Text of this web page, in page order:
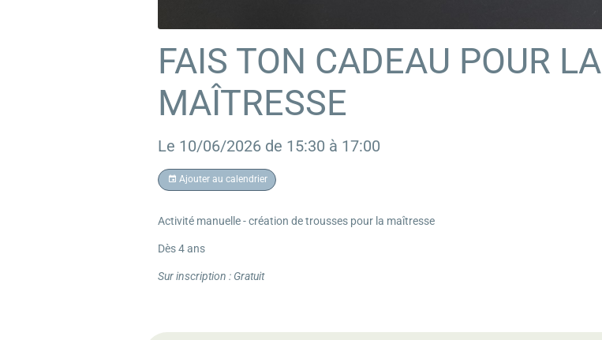
FAIS TON CADEAU POUR LA
MAÎTRESSE
Le 10/06/2026 de 15:30 à 17:00
Ajouter au calendrier
Activité manuelle - création de trousses pour la maîtresse
Dès 4 ans
Sur inscription : Gratuit